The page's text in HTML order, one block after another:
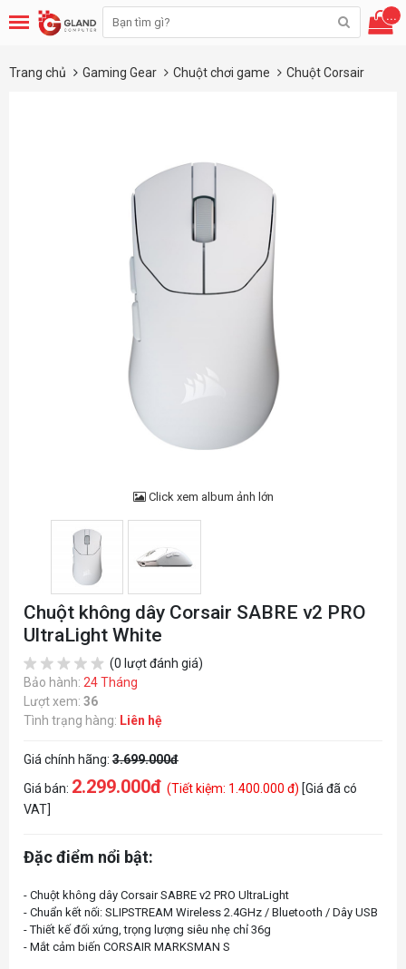
...
Trang chủ Gaming Gear Chuột chơi game Chuột Corsair
Click xem album ảnh lớn
Chuột không dây Corsair SABRE v2 PRO
UltraLight White
(0 lượt đánh giá)
Bảo hành: 24 Tháng
Lượt xem: 36
Tình trạng hàng: Liên hệ
Giá chính hãng: 3.699.000đ
Giá bán: 2.299.000đ (Tiết kiệm: 1.400.000 đ) [Giá đã có
VAT]
Đặc điểm nổi bật:
- Chuột không dây Corsair SABRE v2 PRO UltraLight
- Chuẩn kết nối: SLIPSTREAM Wireless 2.4GHz / Bluetooth / Dây USB
- Thiết kế đối xứng, trọng lượng siêu nhẹ chỉ 36g
- Mắt cảm biến CORSAIR MARKSMAN S